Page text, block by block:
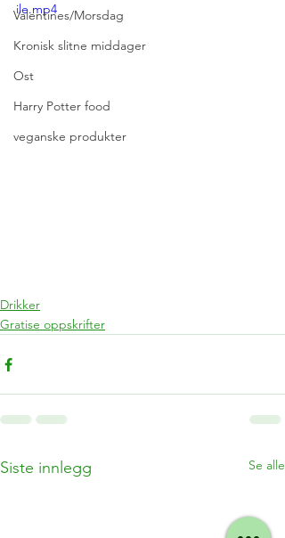
Valentines/Morsdag
Kronisk slitne middager
Ost
Harry Potter food
veganske produkter
ile.mp4
Drikker
Gratise oppskrifter
Siste innlegg Se alle